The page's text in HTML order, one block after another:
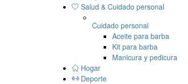
Salud & Cuidado personal
Cuidado personal
Aceite para barba
Kit para barba
Manicura y pedicura
Hogar
Deporte